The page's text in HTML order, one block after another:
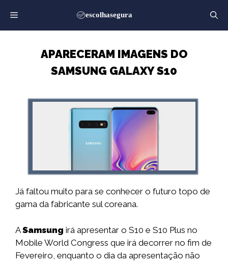
para
o
APARECERAM IMAGENS DO
SAMSUNG GALAXY S10
Já faltou muito para se conhecer o futuro topo de
gama da fabricante sul coreana.
ASamsung irá apresentar o S10 e S10 Plus no
Mobile World Congress que irá decorrer no fim de
Fevereiro, enquanto o dia da apresentação não